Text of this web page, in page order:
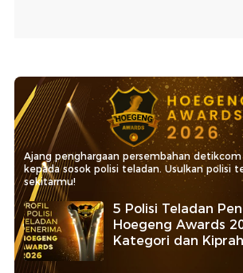
Ajang penghargaan persembahan detikcom
kepada sosok polisi teladan. Usulkan polisi
sekitarmu!
5 Polisi Teladan
Hoegeng Awards
Kategori dan